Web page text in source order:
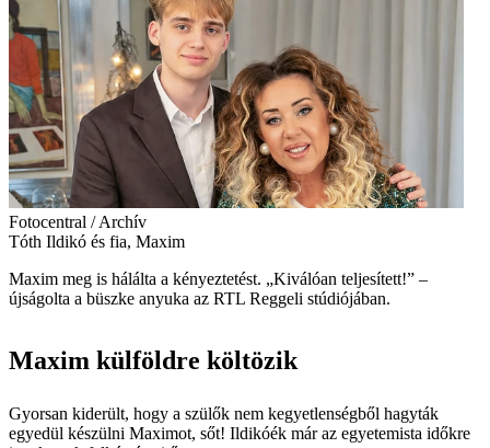
Fotocentral / Archív
Tóth Ildikó és fia, Maxim
Maxim meg is hálálta a kényeztetést. „Kiválóan teljesített!” –
újságolta a büszke anyuka az RTL Reggeli stúdiójában.
Maxim külföldre költözik
Gyorsan kiderült, hogy a szülők nem kegyetlenségből hagyták
egyedül készülni Maximot, sőt! Ildikóék már az egyetemista időkre